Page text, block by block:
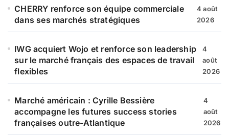
CHERRY renforce son équipe commerciale
dans ses marchés stratégiques
4 août
2026
IWG acquiert Wojo et renforce son leadership
sur le marché français des espaces de travail
flexibles
4
août
2026
Marché américain : Cyrille Bessière
accompagne les futures success stories
françaises outre-Atlantique
4
août
2026